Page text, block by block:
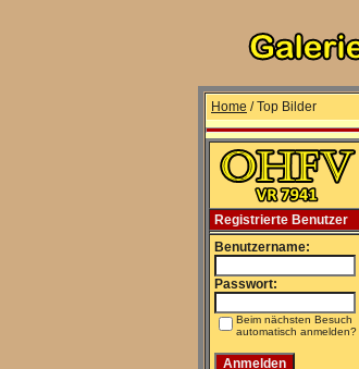
Home / Top Bilder
Registrierte Benutzer
Benutzername:
Passwort:
Beim nächsten Besuch
automatisch anmelden?